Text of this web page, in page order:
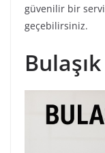
güvenilir bir
geçebilirsiniz.